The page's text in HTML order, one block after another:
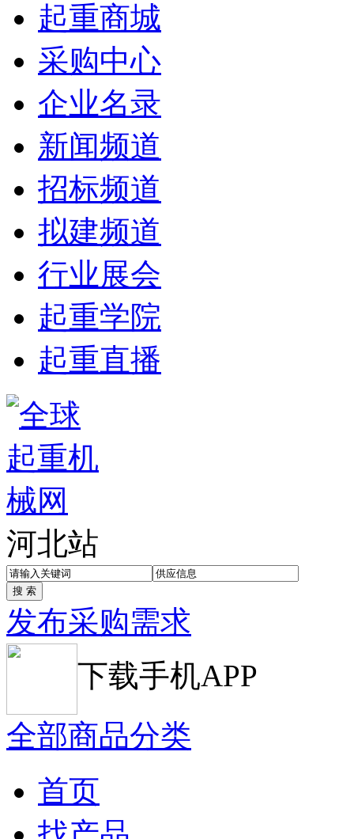
起重商城
采购中心
企业名录
新闻频道
招标频道
拟建频道
行业展会
起重学院
起重直播
河北站
发布采购需求
下载手机APP
全部商品分类
首页